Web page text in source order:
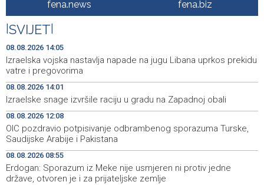
Izraelska vojska nastavlja napade na jugu Libana uprkos
prekidu vatre i pregovorima
14:01 Izraelske snage izvršile raciju u gradu na Zapadnoj obali
13:54
Normalizovan saobraćaj na dionici puta Stolac–Neum,
kod mjesta Udora, nakon nezgode
13:15
Vučić i Zelenski u Beogradu: Srbija podržava teritorijalni
integritet Ukrajine
13:02
Na magistralnoj cesti Stolac-Neum, kod mjesta Udora,
naizmjenično propuštanje vozila, jednom trakom
12:59
Više od 500 učesnika na Drinskoj regati od Modrana do
Goražda
fena.news fena.biz
SVIJET
08.08.2026 14:05
Izraelska vojska nastavlja napade na jugu Libana uprkos prekidu
vatre i pregovorima
08.08.2026 14:01
Izraelske snage izvršile raciju u gradu na Zapadnoj obali
08.08.2026 12:08
OIC pozdravio potpisivanje odbrambenog sporazuma Turske,
Saudijske Arabije i Pakistana
08.08.2026 08:55
Erdogan: Sporazum iz Meke nije usmjeren ni protiv jedne
države, otvoren je i za prijateljske zemlje